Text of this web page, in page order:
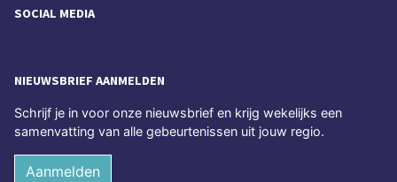
SOCIAL MEDIA
NIEUWSBRIEF AANMELDEN
Schrijf je in voor onze nieuwsbrief en krijg wekelijks een
samenvatting van alle gebeurtenissen uit jouw regio.
Aanmelden